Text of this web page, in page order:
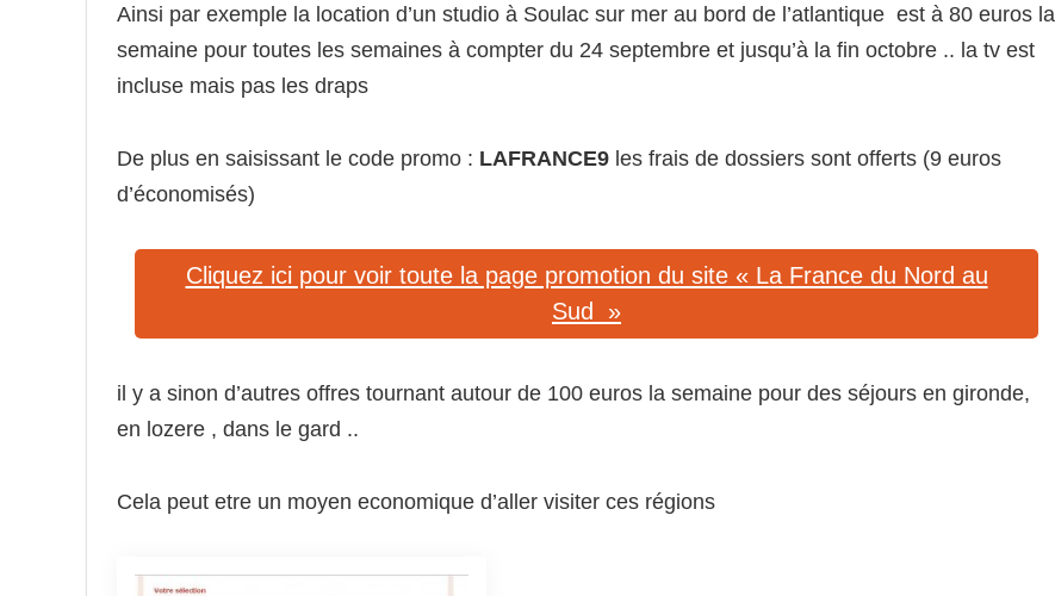
Ainsi par exemple la location d’un studio à Soulac sur mer au bord de l’atlantique est à 80 euros la
semaine pour toutes les semaines à compter du 24 septembre et jusqu’à la fin octobre .. la tv est
incluse mais pas les draps
De plus en saisissant le code promo : LAFRANCE9 les frais de dossiers sont offerts (9 euros
d’économisés)
Cliquez ici pour voir toute la page promotion du site « La France du Nord au
Sud »
il y a sinon d’autres offres tournant autour de 100 euros la semaine pour des séjours en gironde,
en lozere , dans le gard ..
Cela peut etre un moyen economique d’aller visiter ces régions